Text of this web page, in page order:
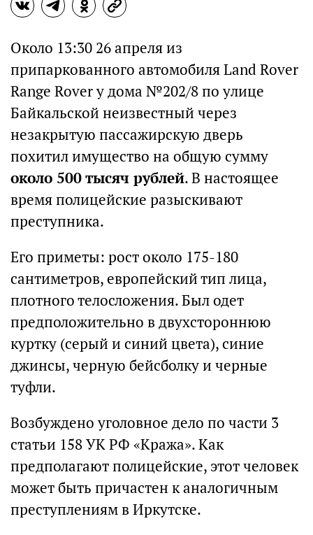
Около 13:30 26 апреля из
припаркованного автомобиля Land Rover
Range Rover у дома №202/8 по улице
Байкальской неизвестный через
незакрытую пассажирскую дверь
похитил имущество на общую сумму
около 500 тысяч рублей. В настоящее
время полицейские разыскивают
преступника.
Его приметы: рост около 175-180
сантиметров, европейский тип лица,
плотного телосложения. Был одет
предположительно в двухстороннюю
куртку (серый и синий цвета), синие
джинсы, черную бейсболку и черные
туфли.
Возбуждено уголовное дело по части 3
статьи 158 УК РФ «Кража». Как
предполагают полицейские, этот человек
может быть причастен к аналогичным
преступлениям в Иркутске.